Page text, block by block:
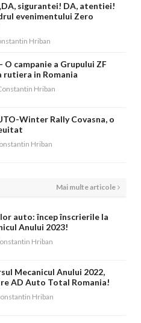
sigurantei! DA, atentiei!
evenimentului Zero
Hriban
O campanie a Grupului ZF
in Romania
Hriban
Winter Rally Covasna, o
Hriban
Mai multe articole
auto: încep înscrierile la
Anului 2023!
Hriban
Mecanicul Anului 2022,
AD Auto Total Romania!
Hriban